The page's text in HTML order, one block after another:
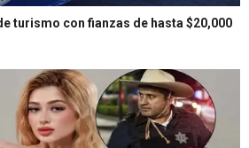
turismo con fianzas de hasta $20,000